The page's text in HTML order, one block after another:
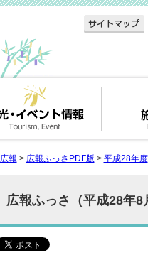
広報 > 広報ふっさPDF版 > 平成28年度
広報ふっさ（平成28年8